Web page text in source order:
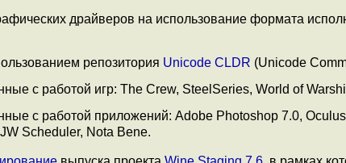
драйверов на использование формата
репозитория Unicode CLDR (Unicode
с работой игр: The Crew, SteelSeries, World of
с работой приложений: Adobe Photoshop 7.0,
Scheduler, Nota Bene.